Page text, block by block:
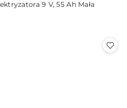
9 V, 55 Ah Mała